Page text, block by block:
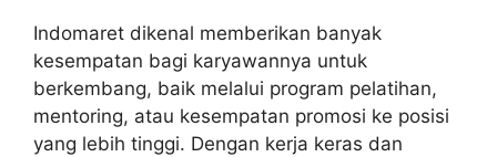
Indomaret dikenal memberikan banyak
kesempatan bagi karyawannya untuk
berkembang, baik melalui program pelatihan,
mentoring, atau kesempatan promosi ke posisi
yang lebih tinggi. Dengan kerja keras dan